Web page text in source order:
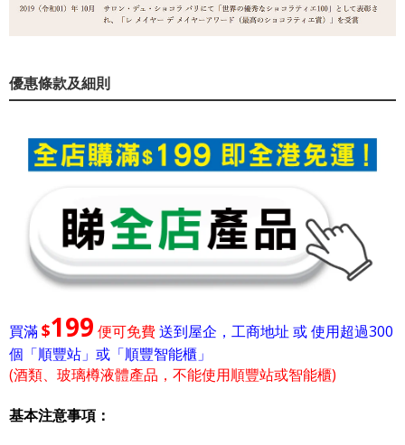
優惠條款及細則
買滿$199 便可免費送到屋企，工商地址 或 使用超過300
個「順豐站」或「順豐智能櫃」
(酒類、玻璃樽液體產品，不能使用順豐站或智能櫃)
基本注意事項：